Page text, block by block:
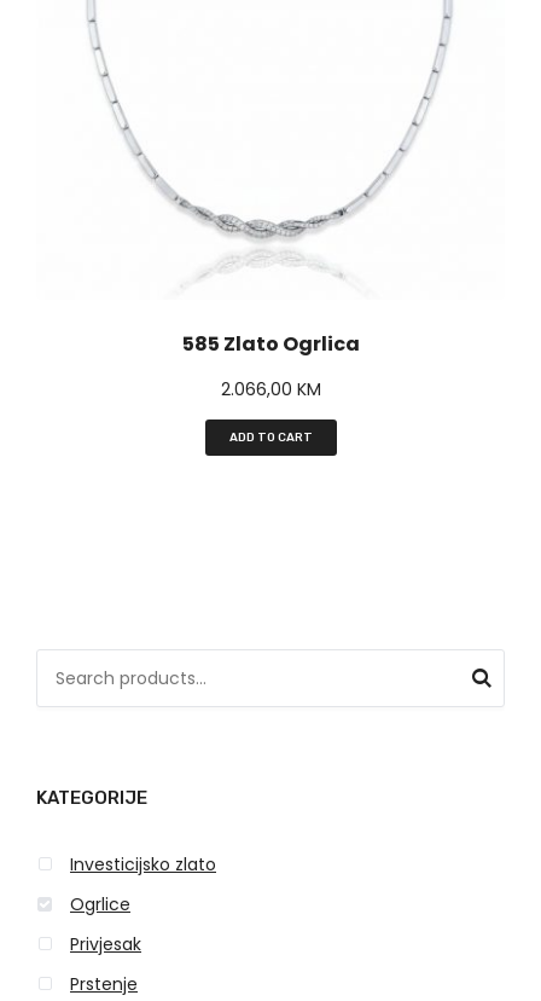
585 Zlato Ogrlica
2.066,00 KM
ADD TO CART
c
f
o
r
KATEGORIJE
Investicijsko zlato
Ogrlice
Privjesak
Prstenje